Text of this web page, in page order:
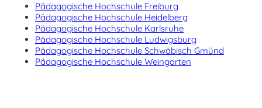
Pädagogische Hochschule Freiburg
Pädagogische Hochschule Heidelberg
Pädagogische Hochschule Karlsruhe
Pädagogische Hochschule Ludwigsburg
Pädagogische Hochschule Schwäbisch Gmünd
Pädagogische Hochschule Weingarten